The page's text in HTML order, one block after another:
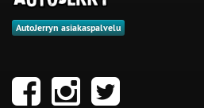
AutoJerryn asiakaspalvelu